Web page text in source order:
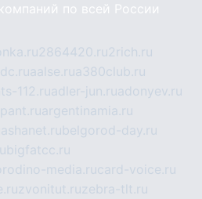
по всей России
2864420.ru2rich.ru
aalse.rua380club.ru
112.ruadler-jun.ruadonyev.ru
argentinamia.ru
ashanet.rubelgorod-day.ru
bigfatcc.ru
media.rucard-voice.ru
zvonitut.ruzebra-tlt.ru